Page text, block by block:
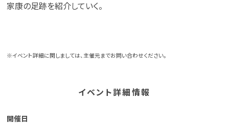
家康の足跡を紹介していく。
※イベント詳細に関しましては、主催元までお問い合わせください。
イベント詳細情報
開催日